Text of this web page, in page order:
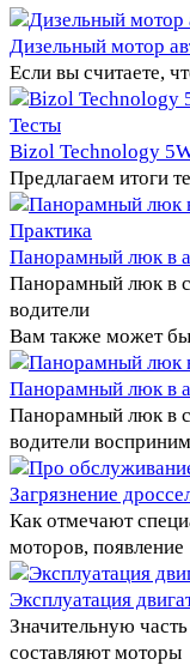
Дизельный мотор
Если вы считаете,
Тесты
Bizol Technology
Предлагаем итоги
Практика
Панорамный люк в
Панорамный люк в
водители
Вам также может
Панорамный люк в
Панорамный люк в
водители
Загрязнение
Как отмечают
моторов, появление
Эксплуатация
Значительную
составляют моторы